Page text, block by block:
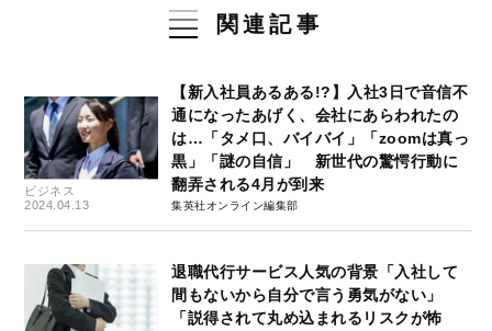
関連記事
ビジネス
2024.04.13
【新入社員あるある!?】入社3日で音信不
通になったあげく、会社にあらわれたの
は…「タメ口、バイバイ」「zoomは真っ
黒」「謎の自信」 新世代の驚愕行動に
翻弄される4月が到来
集英社オンライン編集部
退職代行サービス人気の背景「入社して
間もないから自分で言う勇気がない」
「説得されて丸め込まれるリスクが怖